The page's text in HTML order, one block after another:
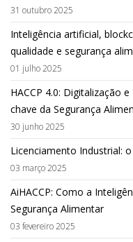
31 outubro 2025
Inteligência artificial,
qualidade e segurança
01 julho 2025
HACCP 4.0: Digitalização
chave da Segurança
30 junho 2025
Licenciamento Industrial:
03 março 2025
AiHACCP: Como a
Segurança Alimentar
03 fevereiro 2025